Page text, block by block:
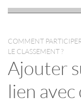
COMMENT
LE CLASSEMENT ?
Ajouter
lien avec